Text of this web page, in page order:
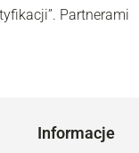
Partnerami
Informacje